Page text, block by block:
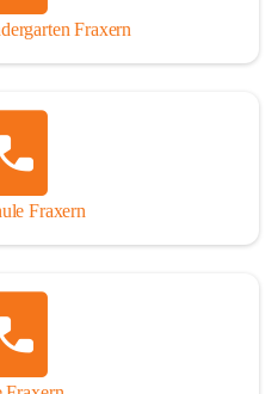
Fraxern
Fraxern